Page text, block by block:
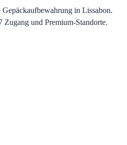
in Lissabon.
Zugang und Premium-Standorte.